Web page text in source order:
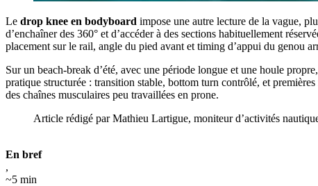
Le drop knee en bodyboard impose une autre lecture de la vague,
d’enchaîner des 360° et d’accéder à des sections habituellement
placement sur le rail, angle du pied avant et timing d’appui du genou
Sur un beach‑break d’été, avec une période longue et une houle
pratique structurée : transition stable, bottom turn contrôlé, et
des chaînes musculaires peu travaillées en prone.
Article rédigé par Mathieu Lartigue, moniteur d’activités
En bref
,
~5 min